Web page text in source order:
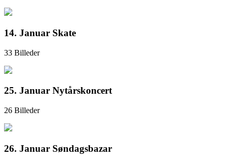
14. Januar Skate
33 Billeder
25. Januar Nytårskoncert
26 Billeder
26. Januar Søndagsbazar